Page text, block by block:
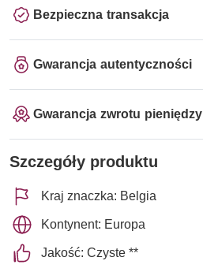
Bezpieczna transakcja
Gwarancja autentyczności
Gwarancja zwrotu pieniędzy
Szczegóły produktu
Kraj znaczka: Belgia
Kontynent: Europa
Jakość: Czyste **